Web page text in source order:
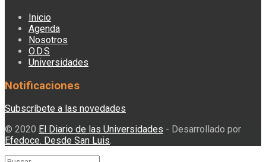
Inicio
Agenda
Nosotros
O.D.S
Universidades
Notificaciones
Subscríbete a las novedades
© 2020 El Diario de las Universidades - Desarrollado por
Efedoce. Desde San Luis.